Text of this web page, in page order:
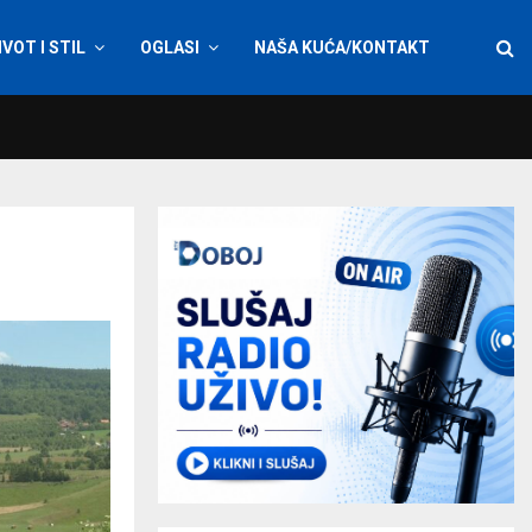
I STIL OGLASI NAŠA KUĆA/KONTAKT